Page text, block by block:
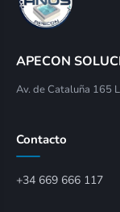
APECON
Av. de Cataluña 165
Contacto
+34 669 666 117